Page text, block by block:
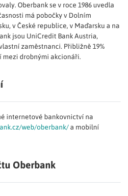
Oberbank se v roce 1986 uvedla
má pobočky v Dolním
v České republice, v Maďarsku a na
jsou UniCredit Bank Austria,
zaměstnanci. Přibližně 19%
mezi drobnými akcionáři.
internetové bankovnictví na
web/oberbank/a mobilní
Oberbank